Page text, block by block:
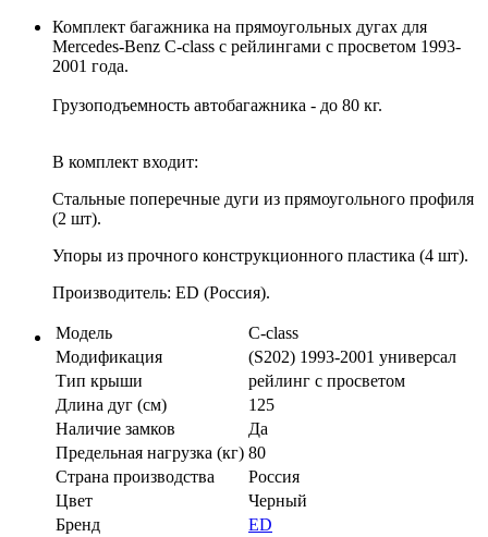
Комплект багажника на прямоугольных дугах для
Mercedes-Benz C-class с рейлингами с просветом 1993-
2001 года.
Грузоподъемность автобагажника - до 80 кг.
В комплект входит:
Стальные поперечные дуги из прямоугольного профиля
(2 шт).
Упоры из прочного конструкционного пластика (4 шт).
Производитель: ED (Россия).
Модель
C-class
Модификация
(S202) 1993-2001 универсал
Тип крыши
рейлинг с просветом
Длина дуг (см)
125
Наличие замков
Да
Предельная нагрузка (кг) 80
Страна производства
Россия
Цвет
Черный
Бренд
ED